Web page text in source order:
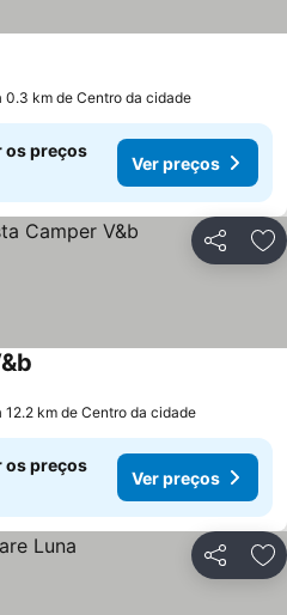
0.3 km de Centro da cidade
os preços
Ver preços
Partilhar
12.2 km de Centro da cidade
os preços
Ver preços
Partilhar